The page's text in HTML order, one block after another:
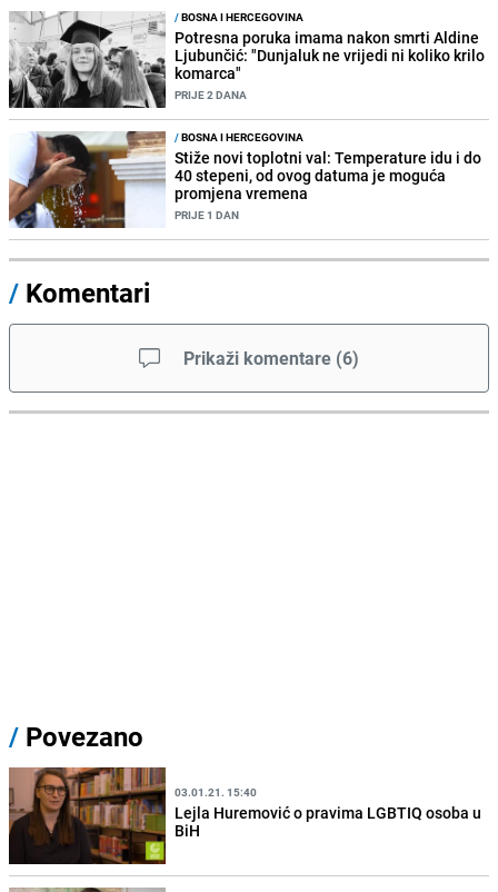
/BOSNA I HERCEGOVINA
Potresna poruka imama nakon smrti Aldine
Ljubunčić: "Dunjaluk ne vrijedi ni koliko krilo
komarca"
PRIJE 2 DANA
/BOSNA I HERCEGOVINA
Stiže novi toplotni val: Temperature idu i do
40 stepeni, od ovog datuma je moguća
promjena vremena
PRIJE 1 DAN
/ Komentari
Prikaži komentare (6)
/ Povezano
03.01.21. 15:40
Lejla Huremović o pravima LGBTIQ osoba u
BiH